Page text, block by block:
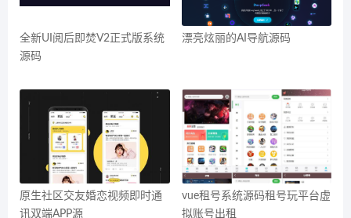
全新UI阅后即焚V2正式版系统
源码
漂亮炫丽的AI导航源码
原生社区交友婚恋视频即时通
讯双端APP源
vue租号系统源码租号玩平台虚
拟账号出租